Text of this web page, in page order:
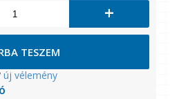
+
TESZEM
új vélemény